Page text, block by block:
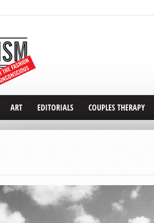
ART EDITORIALS COUPLES THERAPY